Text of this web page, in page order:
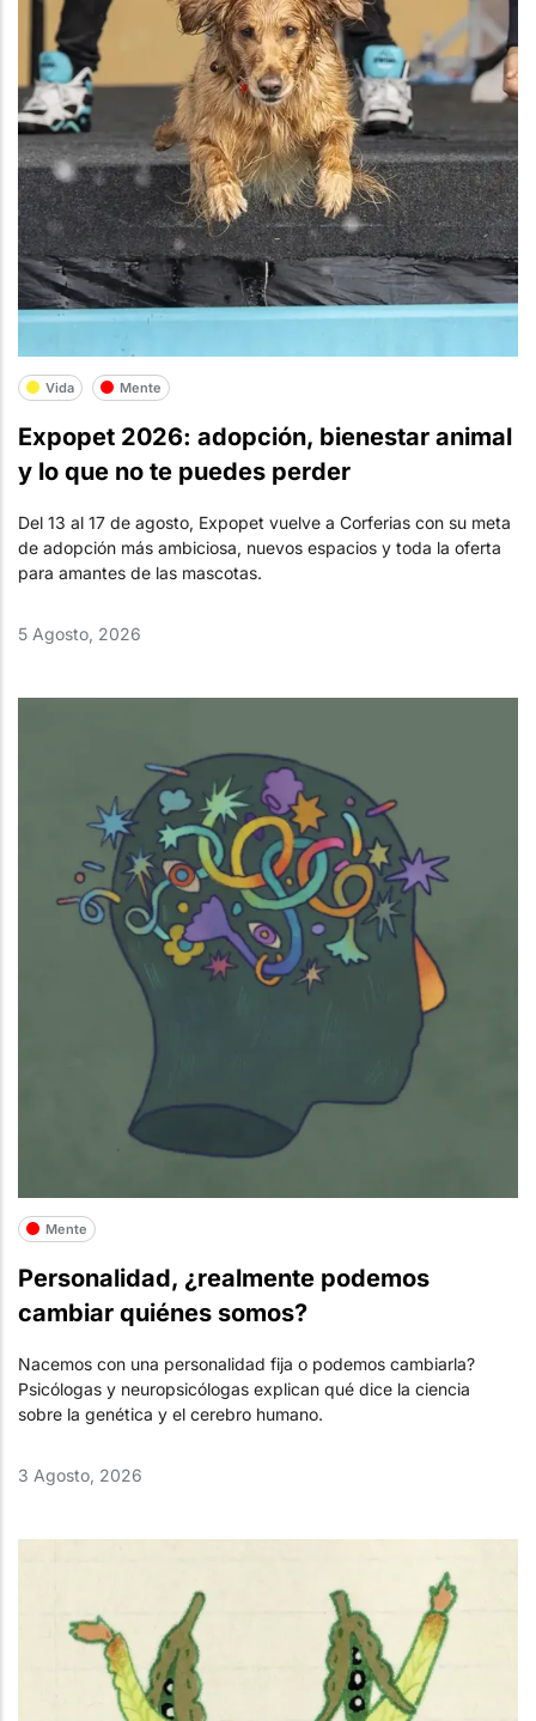
Vida Mente
Expopet 2026: adopción, bienestar animal
y lo que no te puedes perder
Del 13 al 17 de agosto, Expopet vuelve a Corferias con su meta
de adopción más ambiciosa, nuevos espacios y toda la oferta
para amantes de las mascotas.
5 Agosto, 2026
Mente
Personalidad, ¿realmente podemos
cambiar quiénes somos?
Nacemos con una personalidad fija o podemos cambiarla?
Psicólogas y neuropsicólogas explican qué dice la ciencia
sobre la genética y el cerebro humano.
3 Agosto, 2026